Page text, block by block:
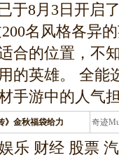
于8月3日开启
名风格各异
合的位置，不
的英雄。 全能
手游中的人气
》金秋福袋给力 奇迹
条
乐 财经 股票